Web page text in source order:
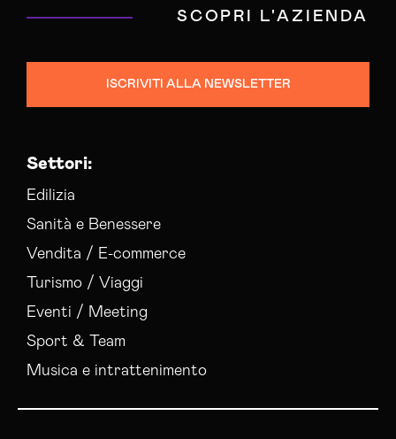
SCOPRI L'AZIENDA
ISCRIVITI ALLA NEWSLETTER
Settori:
Edilizia
Sanità e Benessere
Vendita / E-commerce
Turismo / Viaggi
Eventi / Meeting
Sport & Team
Musica e intrattenimento